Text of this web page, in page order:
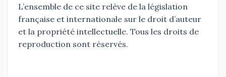
L’ensemble de ce site relève de la législation
française et internationale sur le droit d’auteur
et la propriété intellectuelle. Tous les droits de
reproduction sont réservés.